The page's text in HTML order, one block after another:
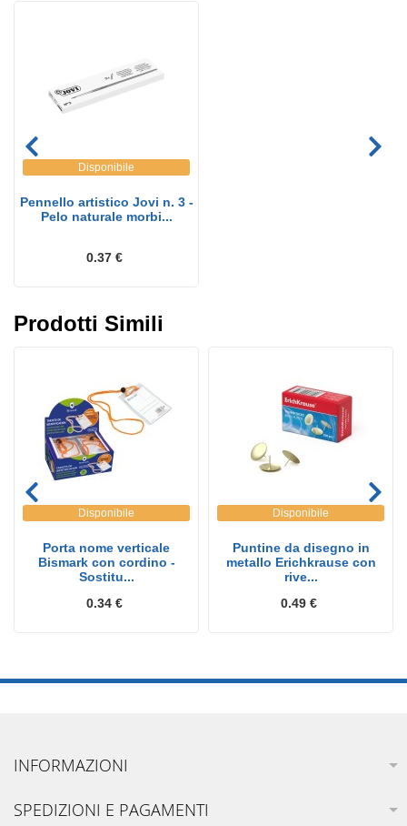
Disponibile
Pennello artistico Jovi n. 3 -
Pelo naturale morbi...
0.37 €
Prodotti Simili
Disponibile
Porta nome verticale
Bismark con cordino -
Sostitu...
0.34 €
Disponibile
Puntine da disegno in
metallo Erichkrause con
rive...
0.49 €
INFORMAZIONI
SPEDIZIONI E PAGAMENTI